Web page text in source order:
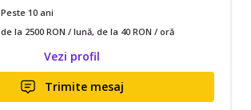
Peste 10 ani
de la 2500 RON / lună, de la 40 RON / oră
Vezi profil
Trimite mesaj